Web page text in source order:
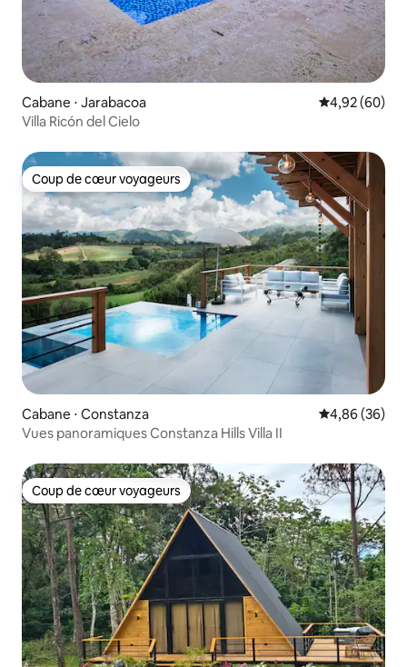
Cabane ⋅ Jarabacoa Évaluation
4,92 (60)
Villa Ricón del Cielo
Coup de cœur voyageurs
Coup de cœur voyageurs
Cabane ⋅ Constanza Évaluation
4,86 (36)
Vues panoramiques Constanza Hills Villa II
Coup de cœur voyageurs
Coup de cœur voyageurs